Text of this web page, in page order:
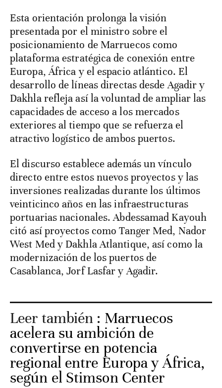
Esta orientación prolonga la visión
presentada por el ministro sobre el
posicionamiento de Marruecos como
plataforma estratégica de conexión entre
Europa, África y el espacio atlántico. El
desarrollo de líneas directas desde Agadir y
Dakhla refleja así la voluntad de ampliar las
capacidades de acceso a los mercados
exteriores al tiempo que se refuerza el
atractivo logístico de ambos puertos.
El discurso establece además un vínculo
directo entre estos nuevos proyectos y las
inversiones realizadas durante los últimos
veinticinco años en las infraestructuras
portuarias nacionales. Abdessamad Kayouh
citó así proyectos como Tanger Med, Nador
West Med y Dakhla Atlantique, así como la
modernización de los puertos de
Casablanca, Jorf Lasfar y Agadir.
Leer también : Marruecos
acelera su ambición de
convertirse en potencia
regional entre Europa y África,
según el Stimson Center